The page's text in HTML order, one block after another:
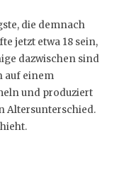
die demnach
jetzt etwa 18 sein,
dazwischen sind
auf einem
und produziert
Altersunterschied.